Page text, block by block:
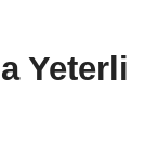
Yeterli